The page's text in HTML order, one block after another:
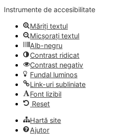
Instrumente de accesibilitate
Măriți textul
Micșorați textul
Alb-negru
Contrast ridicat
Contrast negativ
Fundal luminos
Link-uri subliniate
Font lizibil
Reset
Hartă site
Ajutor